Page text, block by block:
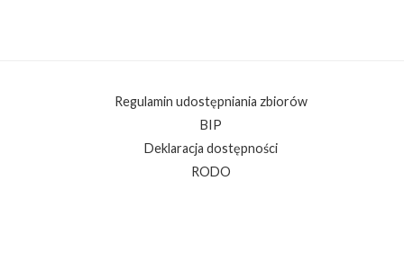
Regulamin udostępniania zbiorów
BIP
Deklaracja dostępności
RODO